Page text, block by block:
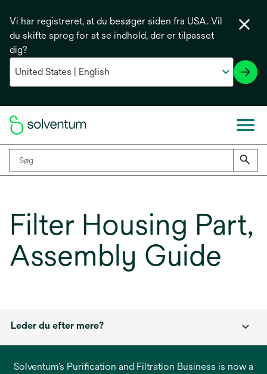
Vi har registreret, at du besøger siden fra USA. Vil
du skifte sprog for at se indhold, der er tilpasset
dig?
Filter Housing Part,
Assembly Guide
Leder du efter mere?
Solventum’s Purification and Filtration Business is now a